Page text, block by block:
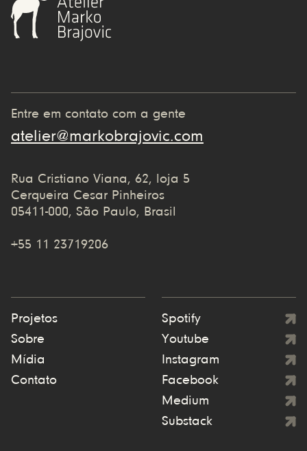
Entre em contato com a gente
atelier@markobrajovic.com
Rua Cristiano Viana, 62, loja 5
Cerqueira Cesar Pinheiros
05411-000, São Paulo, Brasil
+55 11 23719206
Projetos
Sobre
Mídia
Contato
Spotify
Youtube
Instagram
Facebook
Medium
Substack